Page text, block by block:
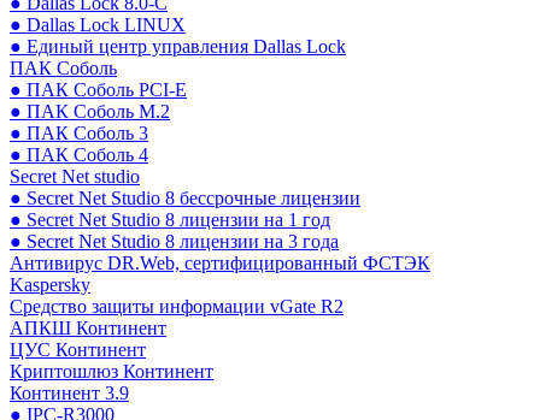
● Dallas Lock LINUX
● Единый центр управления Dallas Lock
ПАК Соболь
● ПАК Соболь PCI-E
● ПАК Соболь М.2
● ПАК Соболь 3
● ПАК Соболь 4
Secret Net studio
● Secret Net Studio 8 бессрочные лицензии
● Secret Net Studio 8 лицензии на 1 год
● Secret Net Studio 8 лицензии на 3 года
Антивирус DR.Web, сертифицированный ФСТЭК
Kaspersky
Средство защиты информации vGate R2
АПКШ Континент
ЦУС Континент
Криптошлюз Континент
Континент 3.9
● IPC-R3000